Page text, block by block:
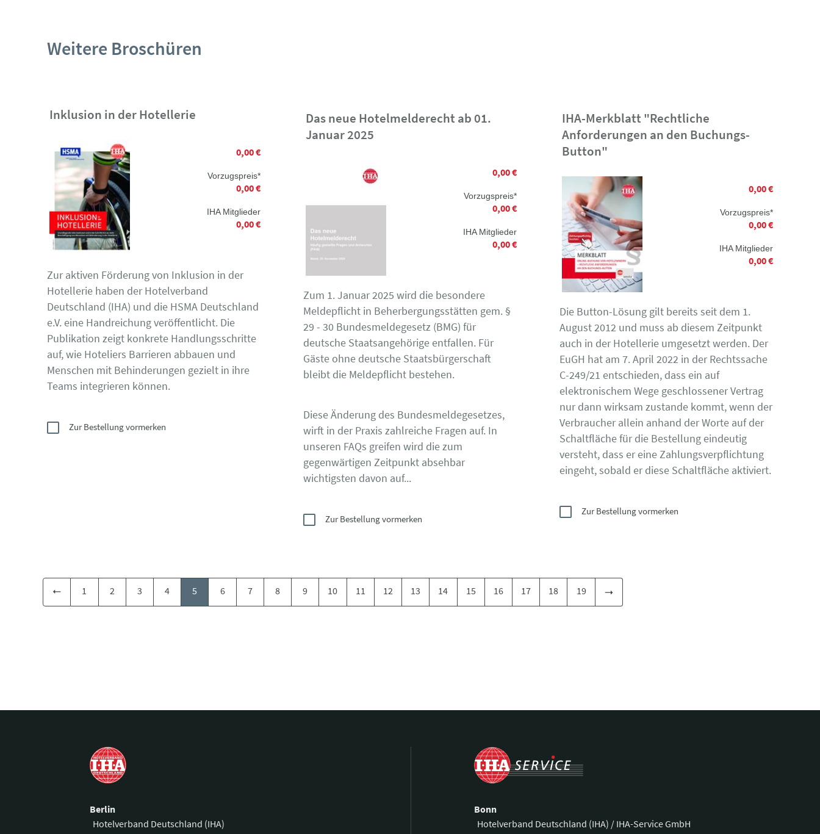
Weitere Broschüren
Inklusion in der Hotellerie
0,00 €
Vorzugspreis*
0,00 €
IHA Mitglieder
0,00 €
Zur aktiven Förderung von Inklusion in der
Hotellerie haben der Hotelverband
Deutschland (IHA) und die HSMA Deutschland
e.V. eine Handreichung veröffentlicht. Die
Publikation zeigt konkrete Handlungsschritte
auf, wie Hoteliers Barrieren abbauen und
Menschen mit Behinderungen gezielt in ihre
Teams integrieren können.
Zur Bestellung vormerken
Das neue Hotelmelderecht ab 01.
Januar 2025
0,00 €
Vorzugspreis*
0,00 €
IHA Mitglieder
0,00 €
Zum 1. Januar 2025 wird die besondere
Meldepflicht in Beherbergungsstätten gem. §
29 - 30 Bundesmeldegesetz (BMG) für
deutsche Staatsangehörige entfallen. Für
Gäste ohne deutsche Staatsbürgerschaft
bleibt die Meldepflicht bestehen.
Diese Änderung des Bundesmeldegesetzes,
wirft in der Praxis zahlreiche Fragen auf. In
unseren FAQs greifen wird die zum
gegenwärtigen Zeitpunkt absehbar
wichtigsten davon auf...
Zur Bestellung vormerken
IHA-Merkblatt "Rechtliche
Anforderungen an den Buchungs-
Button"
0,00 €
Vorzugspreis*
0,00 €
IHA Mitglieder
0,00 €
Die Button-Lösung gilt bereits seit dem 1.
August 2012 und muss ab diesem Zeitpunkt
auch in der Hotellerie umgesetzt werden. Der
EuGH hat am 7. April 2022 in der Rechtssache
C-249/21 entschieden, dass ein auf
elektronischem Wege geschlossener Vertrag
nur dann wirksam zustande kommt, wenn der
Verbraucher allein anhand der Worte auf der
Schaltfläche für die Bestellung eindeutig
versteht, dass er eine Zahlungsverpflichtung
eingeht, sobald er diese Schaltfläche aktiviert.
Zur Bestellung vormerken
1 2 3 4 5 6 7 8 9 10 11 12 13 14 15 16 17 18 19
Berlin
Hotelverband Deutschland (IHA)
Bonn
Hotelverband Deutschland (IHA) / IHA-Service GmbH